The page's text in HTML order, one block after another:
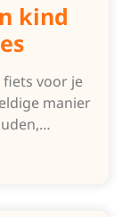
kind
fiets voor je
manier